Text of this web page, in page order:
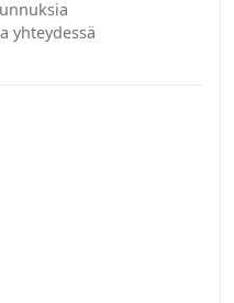
yhteydessä